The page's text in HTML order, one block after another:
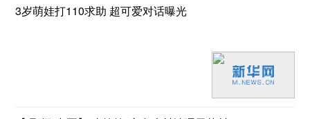
3岁萌娃打110求助 超可爱对话曝光